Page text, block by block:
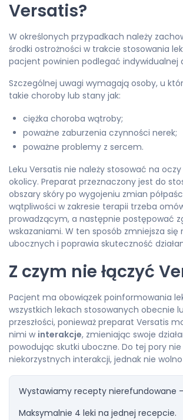
Versatis?
W określonych przypadkach należy
środki ostrożności w trakcie stosowania
pacjent powinien podlegać indywidualnej
Szczególnej uwagi wymagają osoby, u
takie choroby lub stany jak:
ciężka choroba wątroby;
poważne zaburzenia czynności nerek;
poważne problemy z sercem.
Leku Versatis nie należy stosować na
okolicy. Preparat przeznaczony jest do
obszary skórypo wygojeniu zmian
wątpliwości w zakresie terapii trzeba
prowadzącym, a następnie postępować
wskazaniami. W ten sposób zmniejsza się
ubocznych i poprawia skuteczność
Z czym nie łączyć
Pacjent ma obowiązek poinformowania
wszystkich lekach stosowanych obecnie
przeszłości, ponieważ preparat Versatis
nimi w interakcje, zmieniając swoje
powodując skutki uboczne. Do tej pory
niekorzystnych interakcji, jednak nie
Wystawiamy recepty nierefundowane –
Maksymalnie 4 leki na jednej recepcie.